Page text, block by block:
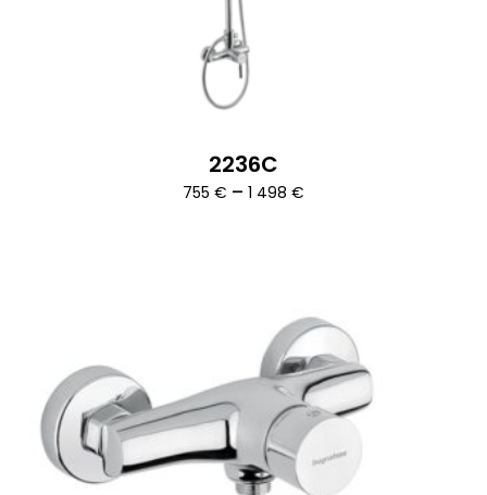
2236C
755 € – 1 498 €Ártartomány: